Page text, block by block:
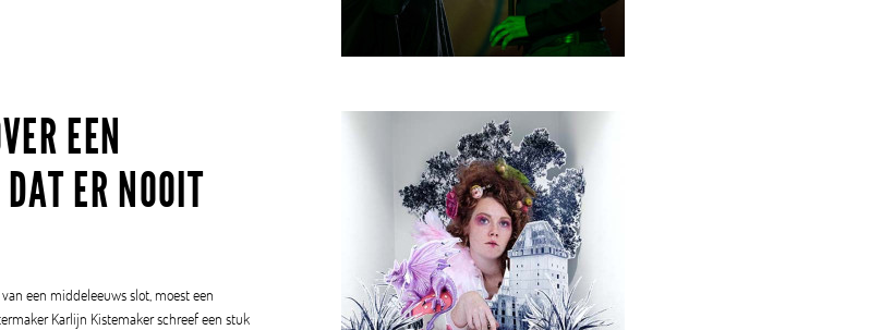
EEN
ER NOOIT
een middeleeuws slot, moest een
Karlijn Kistemaker schreef een stuk